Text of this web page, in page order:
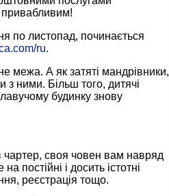
привабливим!
по листопад, починається
ru.
межа. А як затяті мандрівники,
з ними. Більш того, дитячі
будинку знову
чартер, своя човен вам навряд
постійні і досить істотні
реєстрація тощо.